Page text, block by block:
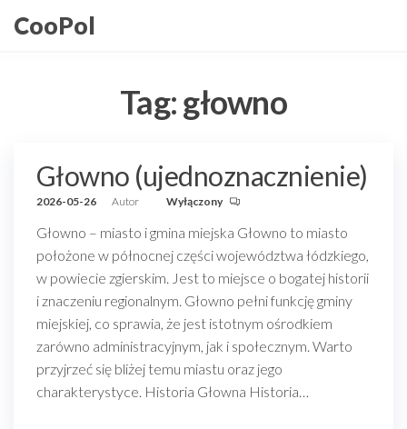
doCooPol
Tag:głowno
Głowno (ujednoznacznienie)
2026-05-26 Autor Wyłączony
Głowno – miasto i gmina miejska Głowno to miasto
położone w północnej części województwa łódzkiego,
w powiecie zgierskim. Jest to miejsce o bogatej historii
i znaczeniu regionalnym. Głowno pełni funkcję gminy
miejskiej, co sprawia, że jest istotnym ośrodkiem
zarówno administracyjnym, jak i społecznym. Warto
przyjrzeć się bliżej temu miastu oraz jego
charakterystyce. Historia Głowna Historia…